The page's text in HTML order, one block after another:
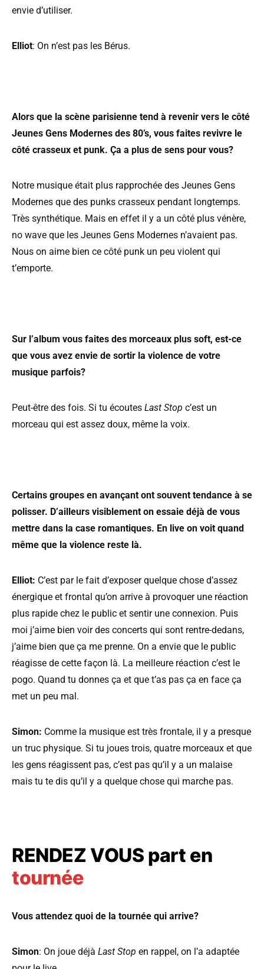
envie d’utiliser.
Elliot: On n’est pas les Bérus.
Alors que la scène parisienne tend à revenir vers le côté
Jeunes Gens Modernes des 80’s, vous faites revivre le
côté crasseux et punk. Ça a plus de sens pour vous?
Notre musique était plus rapprochée des Jeunes Gens
Modernes que des punks crasseux pendant longtemps.
Très synthétique. Mais en effet il y a un côté plus vénère,
no wave que les Jeunes Gens Modernes n’avaient pas.
Nous on aime bien ce côté punk un peu violent qui
t’emporte.
Sur l’album vous faites des morceaux plus soft, est-ce
que vous avez envie de sortir la violence de votre
musique parfois?
Peut-être des fois. Si tu écoutes Last Stop c’est un
morceau qui est assez doux, même la voix.
Certains groupes en avançant ont souvent tendance à se
polisser. D’ailleurs visiblement on essaie déjà de vous
mettre dans la case romantiques. En live on voit quand
même que la violence reste là.
Elliot: C’est par le fait d’exposer quelque chose d’assez
énergique et frontal qu’on arrive à provoquer une réaction
plus rapide chez le public et sentir une connexion. Puis
moi j’aime bien voir des concerts qui sont rentre-dedans,
j’aime bien que ça me prenne. On a envie que le public
réagisse de cette façon là. La meilleure réaction c’est le
pogo. Quand tu donnes ça et que t’as pas ça en face ça
met un peu mal.
Simon: Comme la musique est très frontale, il y a presque
un truc physique. Si tu joues trois, quatre morceaux et que
les gens réagissent pas, c’est pas qu’il y a un malaise
mais tu te dis qu’il y a quelque chose qui marche pas.
RENDEZ VOUS part en
tournée
Vous attendez quoi de la tournée qui arrive?
Simon: On joue déjà Last Stop en rappel, on l’a adaptée